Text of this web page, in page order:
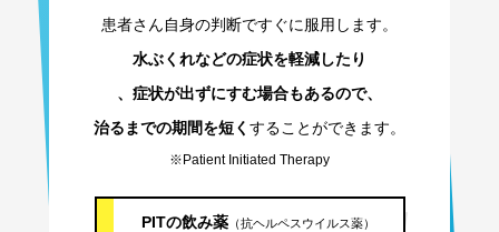
患者さん自身の判断ですぐに服用します。
⽔ぶくれなどの症状を軽減したり
、症状が出ずにすむ場合もあるので、
治るまでの期間を短く することができます。
※Patient Initiated Therapy
PITの飲み薬（抗ヘルペスウイルス薬）